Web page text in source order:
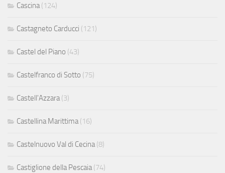
Cascina (124)
Castagneto Carducci (121)
Castel del Piano (43)
Castelfranco di Sotto (75)
Castell'Azzara (3)
Castellina Marittima (16)
Castelnuovo Val di Cecina (8)
Castiglione della Pescaia (74)